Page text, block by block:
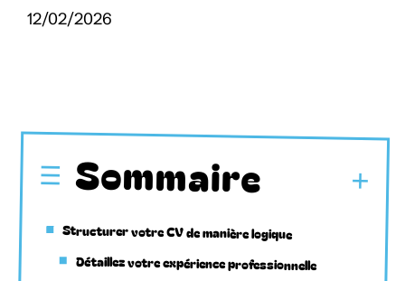
12/02/2026
Sommaire
Structurer votre CV de manière logique
Détaillez votre expérience professionnelle